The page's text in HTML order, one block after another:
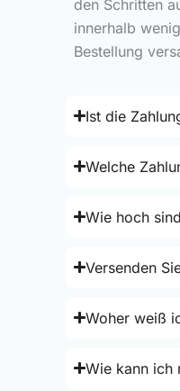
den Schritten
innerhalb
Bestellung
Ist die
Welche
Wie hoch
Versenden
Woher weiß
Wie kann ich